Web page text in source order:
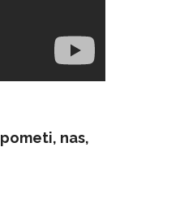
pometi, nas,